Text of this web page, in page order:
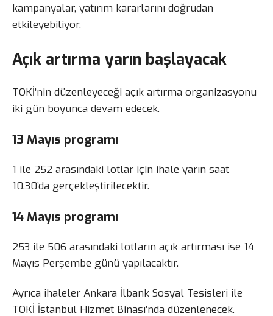
kampanyalar, yatırım kararlarını doğrudan
etkileyebiliyor.
Açık artırma yarın başlayacak
TOKİ’nin düzenleyeceği açık artırma organizasyonu
iki gün boyunca devam edecek.
13 Mayıs programı
1 ile 252 arasındaki lotlar için ihale yarın saat
10.30’da gerçekleştirilecektir.
14 Mayıs programı
253 ile 506 arasındaki lotların açık artırması ise 14
Mayıs Perşembe günü yapılacaktır.
Ayrıca ihaleler Ankara İlbank Sosyal Tesisleri ile
TOKİ İstanbul Hizmet Binası’nda düzenlenecek.